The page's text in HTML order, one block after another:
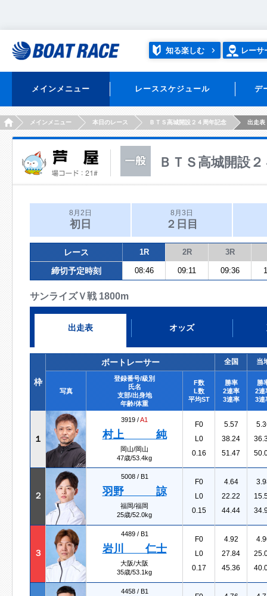
知る楽しむ レーサ
メインメニュー レーススケジュール デ
HOMEメインメニュー 本日のレース ＢＴＳ高城開設２４周年記念 出走表
ＢＴＳ高城開設
8月2日
初日
8月3日
２日目
レース 1R 2R 3R
締切予定時刻 08:46 09:11 09:36
サンライズＶ戦 1800m
出走表 オッズ
枠
ボートレーサー 全国 当
写真
登録番号/級別
氏名
支部/出身地
年齢/体重
F数
L数
平均ST
勝率
2連率
3連率
勝
2連
3連
１
3919 /A1
村上 純
岡山/岡山
47歳/53.4kg
F0
L0
0.16
5.57
38.24
51.47
２
5008 / B1
羽野 諒
福岡/福岡
25歳/52.0kg
F0
L0
0.15
4.64
22.22
44.44
３
4489 / B1
岩川 仁士
大阪/大阪
35歳/53.1kg
F0
L0
0.17
4.92
27.84
45.36
4458 / B1